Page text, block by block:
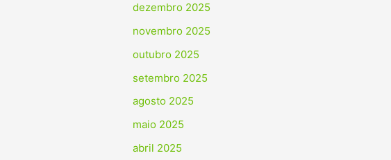
dezembro 2025
novembro 2025
outubro 2025
setembro 2025
agosto 2025
maio 2025
abril 2025